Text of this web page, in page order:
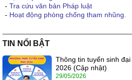
- Tra cứu văn bản Pháp luật
- Hoạt động phòng chống tham nhũng.
TIN NỔI BẬT
Thông tin tuyển sinh
2026 (Cập nhật)
29/05/2026